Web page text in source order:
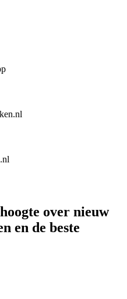
over nieuw
en de beste